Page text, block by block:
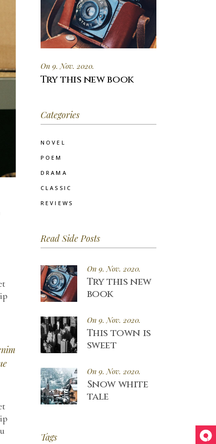
On 9. Nov. 2020.
Try this new book
Categories
NOVEL
POEM
DRAMA
CLASSIC
REVIEWS
Read Side Posts
On 9. Nov. 2020.
Try this new
book
On 9. Nov. 2020.
This town is
sweet
On 9. Nov. 2020.
Snow white
tale
Tags